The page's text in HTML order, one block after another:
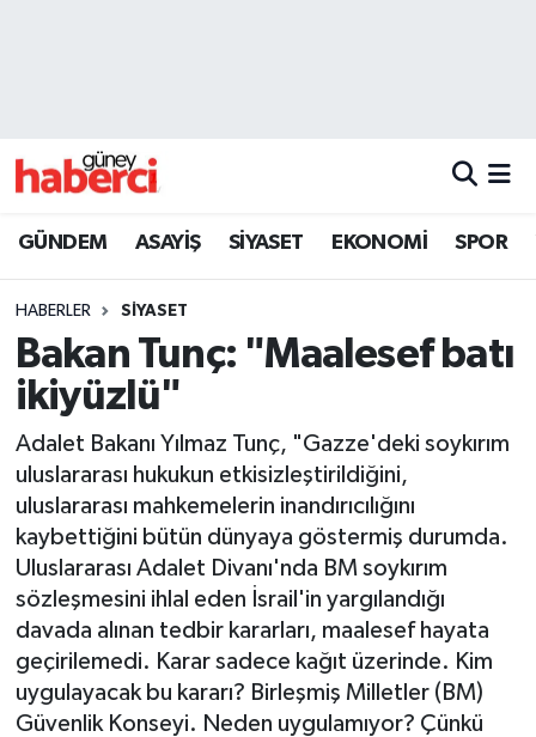
GÜNDEM ASAYİŞ SİYASET EKONOMİ SPOR
HABERLER SİYASET
Bakan Tunç: "Maalesef batı
ikiyüzlü"
Adalet Bakanı Yılmaz Tunç, "Gazze'deki soykırım
uluslararası hukukun etkisizleştirildiğini,
uluslararası mahkemelerin inandırıcılığını
kaybettiğini bütün dünyaya göstermiş durumda.
Uluslararası Adalet Divanı'nda BM soykırım
sözleşmesini ihlal eden İsrail'in yargılandığı
davada alınan tedbir kararları, maalesef hayata
geçirilemedi. Karar sadece kağıt üzerinde. Kim
uygulayacak bu kararı? Birleşmiş Milletler (BM)
Güvenlik Konseyi. Neden uygulamıyor? Çünkü
Beyoğlu Trafik Yoğunluk Haritası
Son Dakika Haberleri
Haber Arşivi